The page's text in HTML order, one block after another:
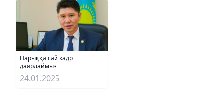
Нарыққа сай кадр
даярлаймыз
24.01.2025